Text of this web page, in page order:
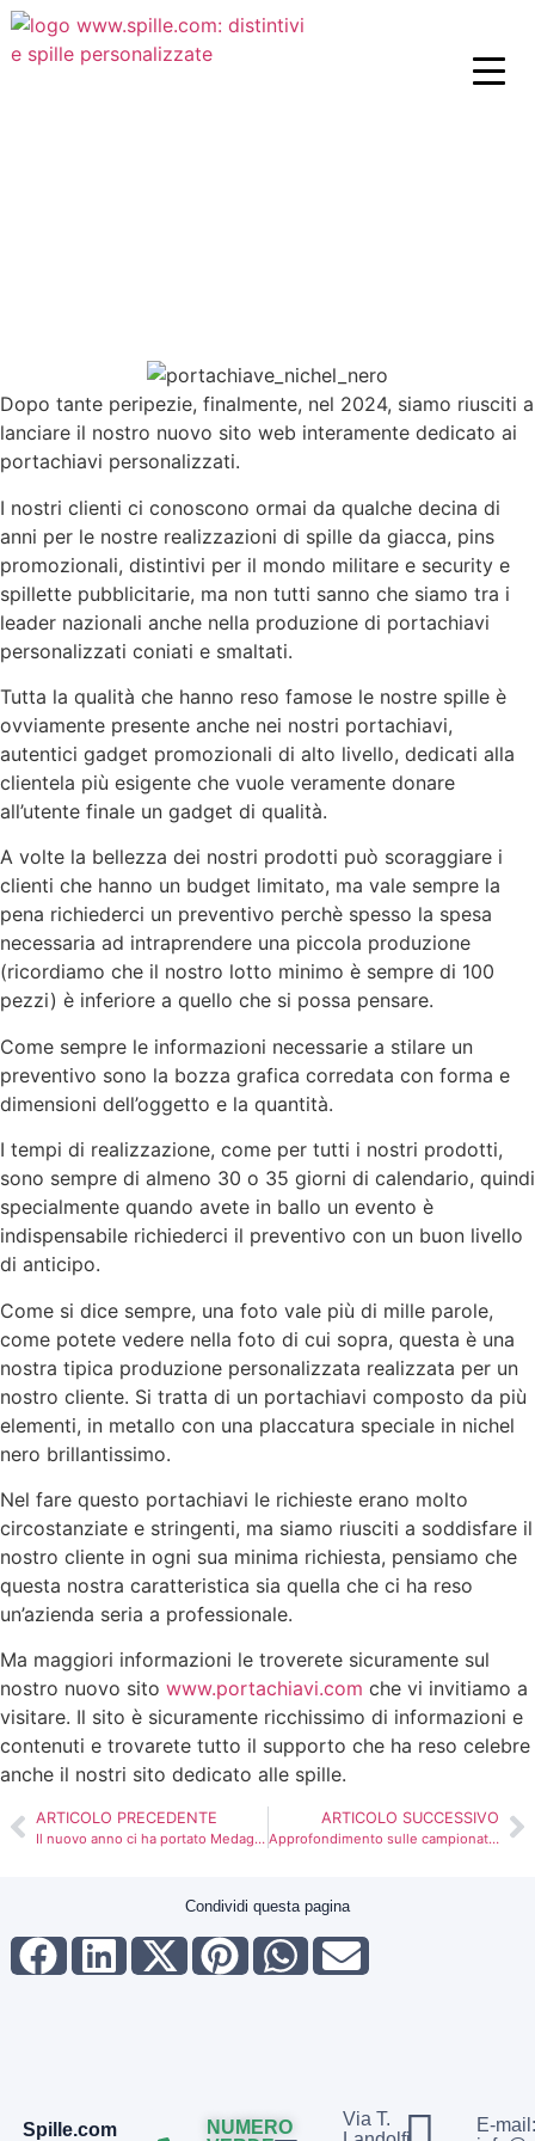
Dopo tante peripezie, finalmente, nel 2024, siamo riusciti a
lanciare il nostro nuovo sito web interamente dedicato ai
portachiavi personalizzati.
I nostri clienti ci conoscono ormai da qualche decina di
anni per le nostre realizzazioni di spille da giacca, pins
promozionali, distintivi per il mondo militare e security e
spillette pubblicitarie, ma non tutti sanno che siamo tra i
leader nazionali anche nella produzione di portachiavi
personalizzati coniati e smaltati.
Tutta la qualità che hanno reso famose le nostre spille è
ovviamente presente anche nei nostri portachiavi,
autentici gadget promozionali di alto livello, dedicati alla
clientela più esigente che vuole veramente donare
all’utente finale un gadget di qualità.
A volte la bellezza dei nostri prodotti può scoraggiare i
clienti che hanno un budget limitato, ma vale sempre la
pena richiederci un preventivo perchè spesso la spesa
necessaria ad intraprendere una piccola produzione
(ricordiamo che il nostro lotto minimo è sempre di 100
pezzi) è inferiore a quello che si possa pensare.
Come sempre le informazioni necessarie a stilare un
preventivo sono la bozza grafica corredata con forma e
dimensioni dell’oggetto e la quantità.
I tempi di realizzazione, come per tutti i nostri prodotti,
sono sempre di almeno 30 o 35 giorni di calendario, quindi
specialmente quando avete in ballo un evento è
indispensabile richiederci il preventivo con un buon livello
di anticipo.
Come si dice sempre, una foto vale più di mille parole,
come potete vedere nella foto di cui sopra, questa è una
nostra tipica produzione personalizzata realizzata per un
nostro cliente. Si tratta di un portachiavi composto da più
elementi, in metallo con una placcatura speciale in nichel
nero brillantissimo.
Nel fare questo portachiavi le richieste erano molto
circostanziate e stringenti, ma siamo riusciti a soddisfare il
nostro cliente in ogni sua minima richiesta, pensiamo che
questa nostra caratteristica sia quella che ci ha reso
un’azienda seria a professionale.
Ma maggiori informazioni le troverete sicuramente sul
nostro nuovo sito www.portachiavi.com che vi invitiamo a
visitare. Il sito è sicuramente ricchissimo di informazioni e
contenuti e trovarete tutto il supporto che ha reso celebre
anche il nostri sito dedicato alle spille.
ARTICOLO PRECEDENTE
Il nuovo anno ci ha portato Medaglie.it
ARTICOLO SUCCESSIVO
Approfondimento sulle campionature
Condividi questa pagina
Spille.com
NUMERO
Via T.
E-mail: